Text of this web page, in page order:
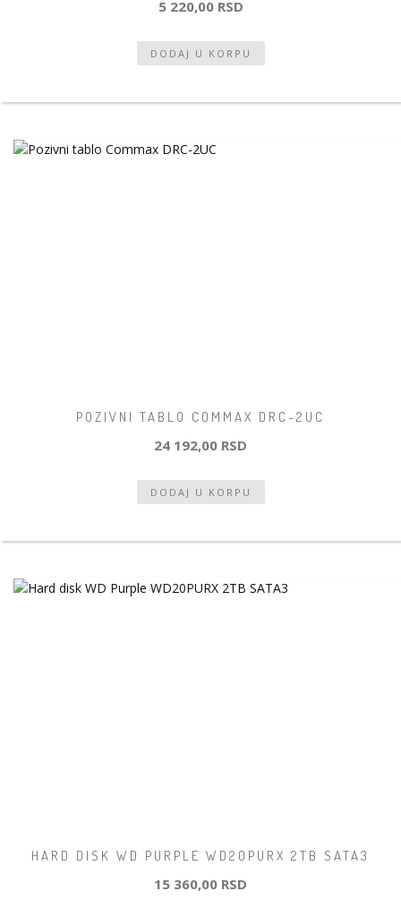
5 220,00 RSD
POZIVNI TABLO COMMAX DRC-2UC
24 192,00 RSD
HARD DISK WD PURPLE WD20PURX 2TB SATA3
15 360,00 RSD